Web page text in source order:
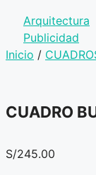
Arquitectura
Publicidad
Inicio /
CUADRO
S/245.00